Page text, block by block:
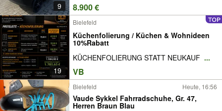
Anzeige aufgeben
9 8.900 €
19
Bielefeld
Küchenfolierung / Küchen & Wohnideen
10%Rabatt
KÜCHENFOLIERUNG STATT NEUKAUF ...
VB
Bielefeld Heute, 16:56
Vaude Sykkel Fahrradschuhe, Gr. 47,
Herren Braun Blau